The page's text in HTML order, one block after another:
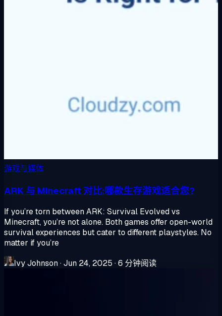
游戏与媒体
ARK 与 Minecraft 对比:哪款生存游戏适合您?
If you’re torn between ARK: Survival Evolved vs
Minecraft, you’re not alone. Both games offer open-world
survival experiences but cater to different playstyles. No
matter if you’re
Ivy Johnson·Jun 24, 2025 ·6 分钟阅读